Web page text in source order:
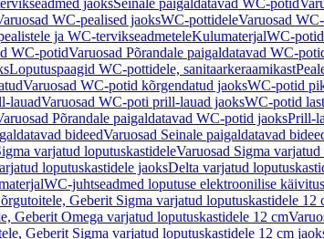
jaoksSeinale paigaldatavad WC-potid
WC-pealised jaoksWC-pottideleVaruosad
ja WC-tervikseadmeteleKulumaterjalWC-
WC-potidVaruosad Põrandale paigaldatavad WC-
Loputuspaagid WC-pottidele, sanitaarkeraamikast
Varuosad WC-potid kõrgendatud jaoksWC-potid
lauadVaruosad WC-poti prill-lauad jaoksWC-potid
Põrandale paigaldatavad WC-potid jaoksPrill-
bideedVaruosad Seinale paigaldatavad
varjatud loputuskastideleVaruosad Sigma
loputuskastidele jaoksDelta varjatud
WC-juhtseadmed loputuse elektroonilise
Geberit Sigma varjatud loputuskastidele 12
Geberit Omega varjatud loputuskastidele 12 cm
Geberit Sigma varjatud loputuskastidele 12 cm